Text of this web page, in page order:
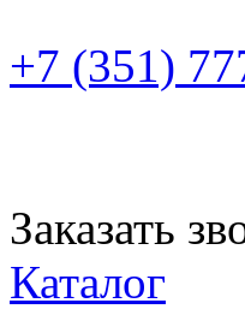
+7 (351)
Заказать
Каталог